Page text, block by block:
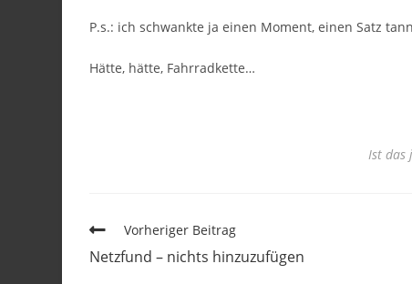
P.s.: ich schwankte ja einen Moment, einen Satz
Hätte, hätte, Fahrradkette…
Ist das
Vorheriger Beitrag
Netzfund – nichts hinzuzufügen